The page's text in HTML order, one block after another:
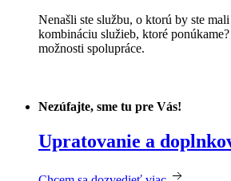
Nenašli ste službu, o ktorú by ste
kombináciu služieb, ktoré
možnosti spolupráce.
Nezúfajte, sme tu pre Vás!
Upratovanie a